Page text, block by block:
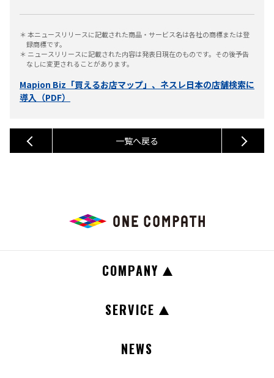
＊ 本ニュースリリースに記載された商品・サービス名は各社の商標または登
録商標です。
＊ ニュースリリースに記載された内容は発表日現在のものです。その後予告
なしに変更されることがあります。
Mapion Biz「買えるお店マップ」、ネスレ日本の店舗検索に
導入（PDF）
一覧へ戻る
COMPANY
SERVICE
NEWS